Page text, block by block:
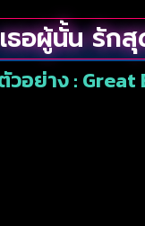
อผู้นั้น รักสุ
อย่าง : Great